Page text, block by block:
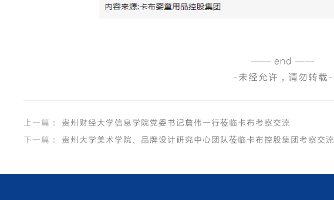
—— end ——
-未经允许，请勿转载-
上一篇：
贵州财经大学信息学院党委书记詹伟一行莅临卡布考察交流
下一篇：
贵州大学美术学院、品牌设计研究中心团队莅临卡布控股集团考察交流